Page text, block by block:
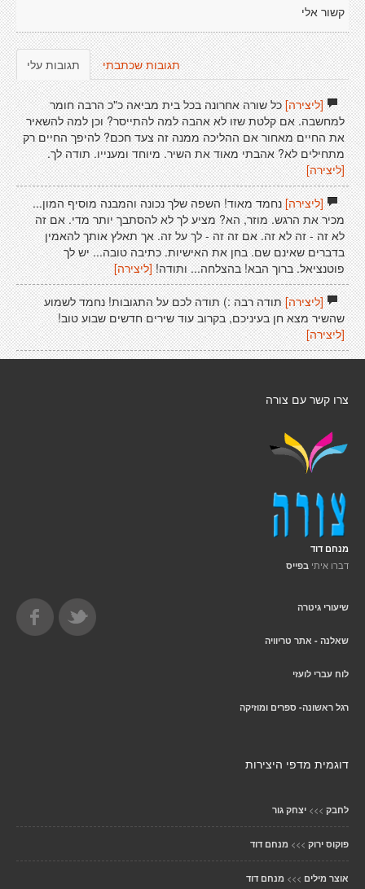
קשור אלי
תגובות עלי תגובות שכתבתי
[ליצירה]כל שורה אחרונה בכל בית מביאה כ"כ הרבה חומר
למחשבה. אם קלטת שזו לא אהבה למה להתייסר? וכן למה להשאיר
את החיים מאחור אם ההליכה ממנה זה צעד חכם? להיפך החיים רק
מתחילים לא? אהבתי מאוד את השיר. מיוחד ומענייו. תודה לך.
[ליצירה]
[ליצירה]נחמד מאוד! השפה שלך נכונה והמבנה מוסיף המון...
מכיר את הרגש. מוזר, הא? מציע לך לא להסתבך יותר מדי. אם זה
לא זה - זה לא זה. אם זה זה - לך על זה. אך תאלץ אותך להאמין
בדברים שאינם שם. בחן את האישיות. כתיבה טובה... יש לך
פוטנציאל. ברוך הבא! בהצלחה... ותודה! [ליצירה]
[ליצירה]תודה רבה :) תודה לכם על התגובות! נחמד לשמוע
שהשיר מצא חן בעיניכם, בקרוב עוד שירים חדשים שבוע טוב!
[ליצירה]
צרו קשר עם צורה
מנחם דוד
דברו איתי בפייס
שיעורי גיטרה
שאלנה - אתר טריוויה
לוח עברי לועזי
רגל ראשונה- ספרים ומוזיקה
דוגמית מדפי היצירות
לחבק >>> יצחק גור
פוקוס ירוק >>> מנחם דוד
אוצר מילים >>> מנחם דוד